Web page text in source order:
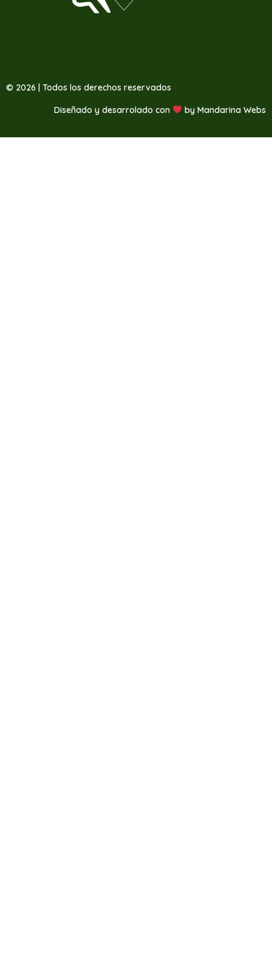
© 2026 | Todos los derechos reservados
Diseñado y desarrolado con by Mandarina Webs